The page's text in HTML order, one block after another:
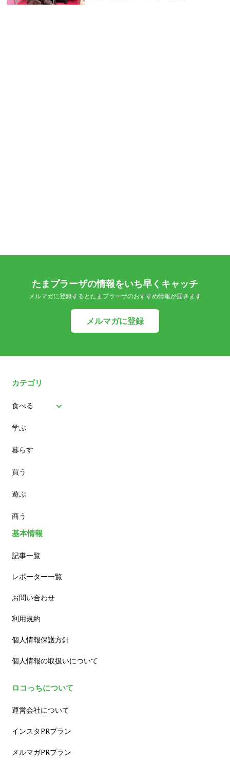
たまプラーザの情報をいち早くキャッチ
メルマガに登録するとたまプラーザのおすすめ情報が届きます
メルマガに登録
カテゴリ
食べる
パン
スイーツ
ランチ
カフェ
学ぶ
暮らす
買う
遊ぶ
商う
基本情報
記事一覧
レポーター一覧
お問い合わせ
利用規約
個人情報保護方針
個人情報の取扱いについて
ロコっちについて
運営会社について
インスタPRプラン
メルマガPRプラン